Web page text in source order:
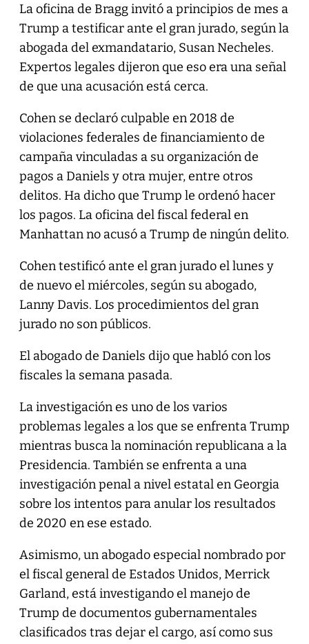
La oficina de Bragg invitó a principios de mes a
Trump a testificar ante el gran jurado, según la
abogada del exmandatario, Susan Necheles.
Expertos legales dijeron que eso era una señal
de que una acusación está cerca.
Cohen se declaró culpable en 2018 de
violaciones federales de financiamiento de
campaña vinculadas a su organización de
pagos a Daniels y otra mujer, entre otros
delitos. Ha dicho que Trump le ordenó hacer
los pagos. La oficina del fiscal federal en
Manhattan no acusó a Trump de ningún delito.
Cohen testificó ante el gran jurado el lunes y
de nuevo el miércoles, según su abogado,
Lanny Davis. Los procedimientos del gran
jurado no son públicos.
El abogado de Daniels dijo que habló con los
fiscales la semana pasada.
La investigación es uno de los varios
problemas legales a los que se enfrenta Trump
mientras busca la nominación republicana a la
Presidencia. También se enfrenta a una
investigación penal a nivel estatal en Georgia
sobre los intentos para anular los resultados
de 2020 en ese estado.
Asimismo, un abogado especial nombrado por
el fiscal general de Estados Unidos, Merrick
Garland, está investigando el manejo de
Trump de documentos gubernamentales
clasificados tras dejar el cargo, así como sus